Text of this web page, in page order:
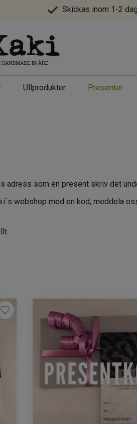
Skickas inom 1-2
Ullprodukter Presenter
som en present skriv det
webshop med en kod, meddela